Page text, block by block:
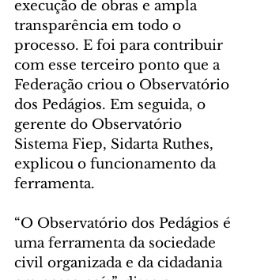
execução de obras e ampla
transparência em todo o
processo. E foi para contribuir
com esse terceiro ponto que a
Federação criou o Observatório
dos Pedágios. Em seguida, o
gerente do Observatório
Sistema Fiep, Sidarta Ruthes,
explicou o funcionamento da
ferramenta.
“O Observatório dos Pedágios é
uma ferramenta da sociedade
civil organizada e da cidadania